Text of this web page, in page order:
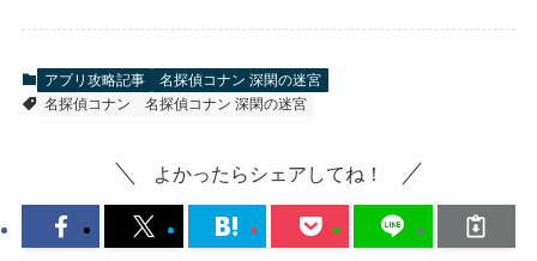
アプリ攻略記事
名探偵コナン 深閑の迷宮
名探偵コナン
名探偵コナン 深閑の迷宮
よかったらシェアしてね！